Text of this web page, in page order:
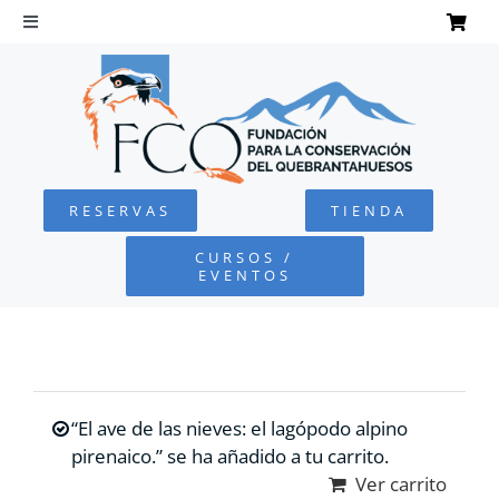
Saltar
Toggle
Navigation
QUEBRANTAHUESOS
FUNDACIÓN
COLABORA
RESERVAS TIENDA
CURSOS /
EVENTOS
“El ave de las nieves: el lagópodo alpino
pirenaico.” se ha añadido a tu carrito.
Ver carrito